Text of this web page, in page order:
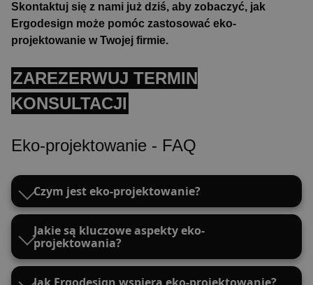
Skontaktuj się z nami już dziś, aby zobaczyć, jak
Ergodesign może pomóc zastosować eko-
projektowanie w Twojej firmie.
ZAREZERWUJ TERMIN
KONSULTACJI
Eko-projektowanie - FAQ
Czym jest eko-projektowanie?
Jakie są kluczowe aspekty eko-
projektowania?
VISITOR_PRIVACY_METADATA